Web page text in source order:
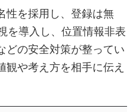
性を採用し、登録は無
を導入し、位置情報非表
どの安全対策が整ってい
観や考え方を相手に伝え